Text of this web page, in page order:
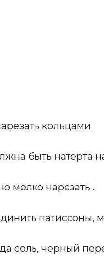
кольцами
быть натерта
мелко нарезать .
патиссоны,
соль, черный